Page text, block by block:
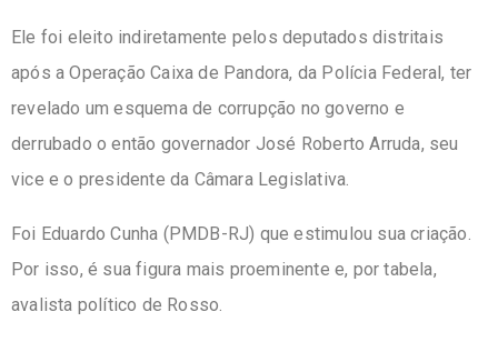
Ele foi eleito indiretamente pelos deputados distritais
após a Operação Caixa de Pandora, da Polícia Federal, ter
revelado um esquema de corrupção no governo e
derrubado o então governador José Roberto Arruda, seu
vice e o presidente da Câmara Legislativa.
Foi Eduardo Cunha (PMDB-RJ) que estimulou sua criação.
Por isso, é sua figura mais proeminente e, por tabela,
avalista político de Rosso.